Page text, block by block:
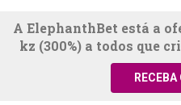
A ElephanthBet está a
kz (300%) a todos que